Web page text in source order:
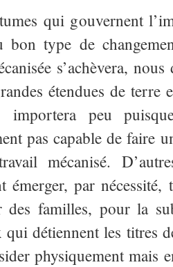
qui gouvernent
bon type de
s’achèvera,
étendues de terre
importera peu
pas capable de faire
mécanisé.
émerger, par
des familles, pour la
détiennent les titres
physiquement mais